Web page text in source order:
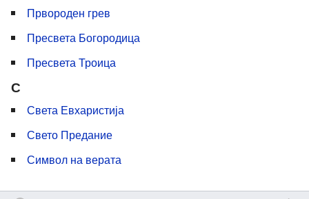
Првороден грев
Пресвета Богородица
Пресвета Троица
С
Света Евхаристија
Свето Предание
Символ на верата